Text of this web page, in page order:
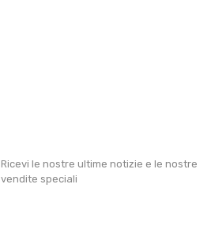
Ricevi le nostre ultime notizie e le nostre
vendite speciali